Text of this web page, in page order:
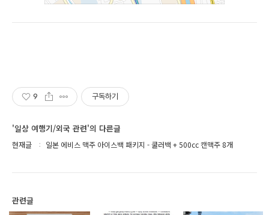
9 구독하기
'일상 여행기/외국 관련'의 다른글
현재글 일본 에비스 맥주 아이스백 패키지 - 쿨러백 + 500cc 캔맥주 8개
관련글